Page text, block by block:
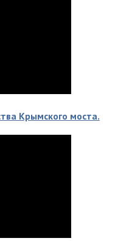
Крымского моста.